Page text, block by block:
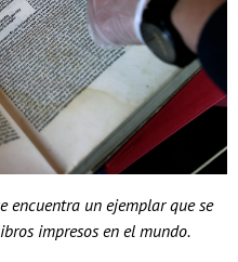
encuentra un ejemplar que se
impresos en el mundo.